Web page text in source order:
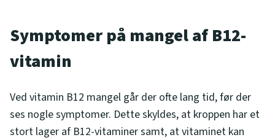
Symptomer på mangel af B12-
vitamin
Ved vitamin B12 mangel går der ofte lang tid, før der
ses nogle symptomer. Dette skyldes, at kroppen har et
stort lager af B12-vitaminer samt, at vitaminet kan